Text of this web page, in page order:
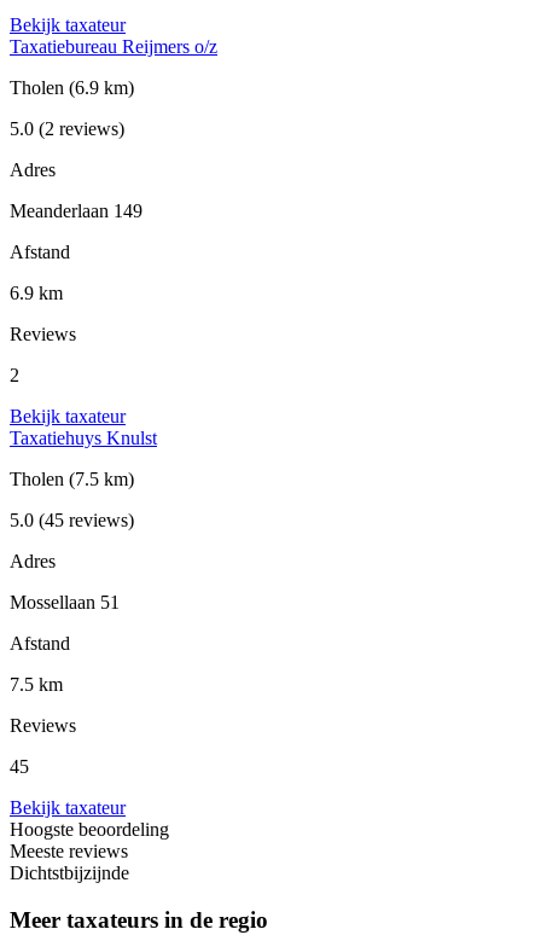
Bekijk taxateur
Taxatiebureau Reijmers o/z
Tholen (6.9 km)
5.0 (2 reviews)
Adres
Meanderlaan 149
Afstand
6.9 km
Reviews
2
Bekijk taxateur
Taxatiehuys Knulst
Tholen (7.5 km)
5.0 (45 reviews)
Adres
Mossellaan 51
Afstand
7.5 km
Reviews
45
Bekijk taxateur
Hoogste beoordeling
Meeste reviews
Dichtstbijzijnde
Meer taxateurs in de regio